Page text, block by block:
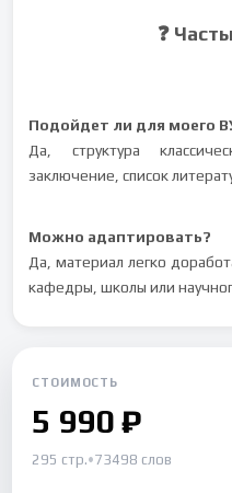
❓
Подойдет ли для моего
Да, структура
заключение, список
Можно адаптировать?
Да, материал легко
кафедры, школы или
СТОИМОСТЬ
5 990 ₽
295 стр.•73498 слов